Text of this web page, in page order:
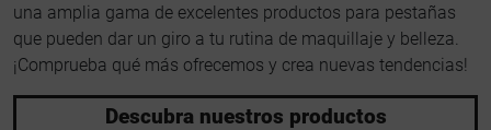
una amplia gama de excelentes productos para pestañas
que pueden dar un giro a tu rutina de maquillaje y belleza.
¡Comprueba qué más ofrecemos y crea nuevas tendencias!
Descubra nuestros productos